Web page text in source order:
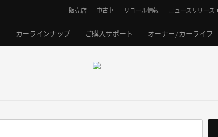
カーラインナップ ご購入サポート オーナー/カーライフ
販売店 中古車 リコール情報 ニュースリリース